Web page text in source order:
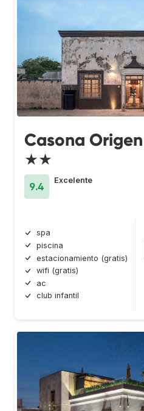
Casona Origen
★★
9.4
Excelente
spa
piscina
estacionamiento (gratis)
wifi (gratis)
ac
club infantil